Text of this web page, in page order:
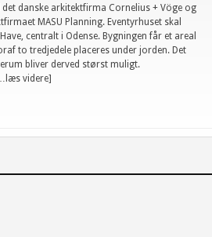
det danske arkitektfirma Cornelius + Vöge og
MASU Planning. Eventyrhuset skal
centralt i Odense. Bygningen får et areal
to tredjedele placeres under jorden. Det
bliver derved størst muligt.
videre]